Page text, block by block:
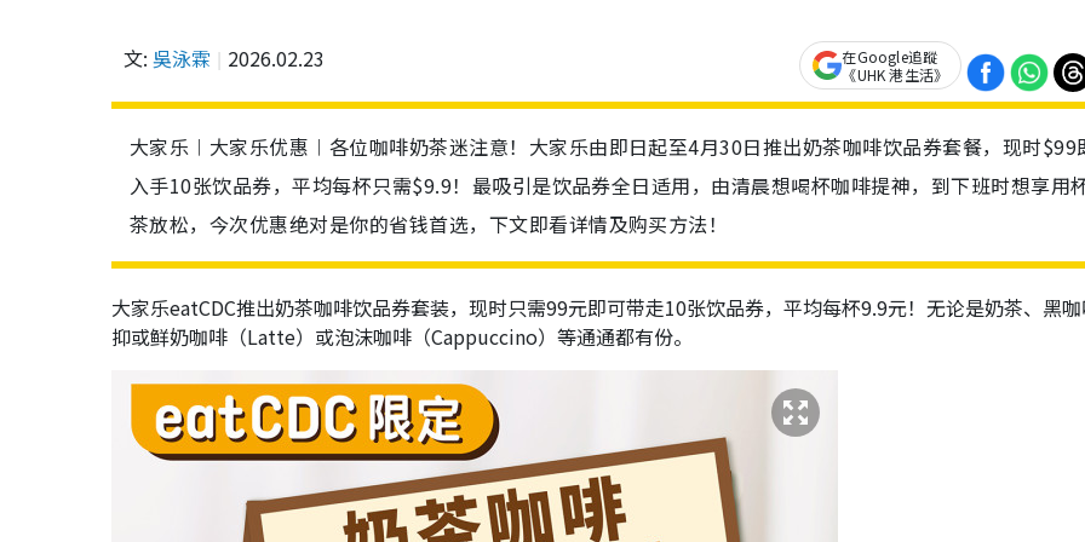
文: 吳泳霖 2026.02.23
在Google追蹤
《UHK 港生活》
大家乐︱大家乐优惠︱各位咖啡奶茶迷注意！大家乐由即日起至4月30日推出奶茶咖啡饮品券套餐，现时$99
入手10张饮品券，平均每杯只需$9.9！最吸引是饮品券全日适用，由清晨想喝杯咖啡提神，到下班时想享用
茶放松，今次优惠绝对是你的省钱首选，下文即看详情及购买方法！
大家乐eatCDC推出奶茶咖啡饮品券套装，现时只需99元即可带走10张饮品券，平均每杯9.9元！无论是奶茶、黑咖
抑或鲜奶咖啡（Latte）或泡沫咖啡（Cappuccino）等通通都有份。